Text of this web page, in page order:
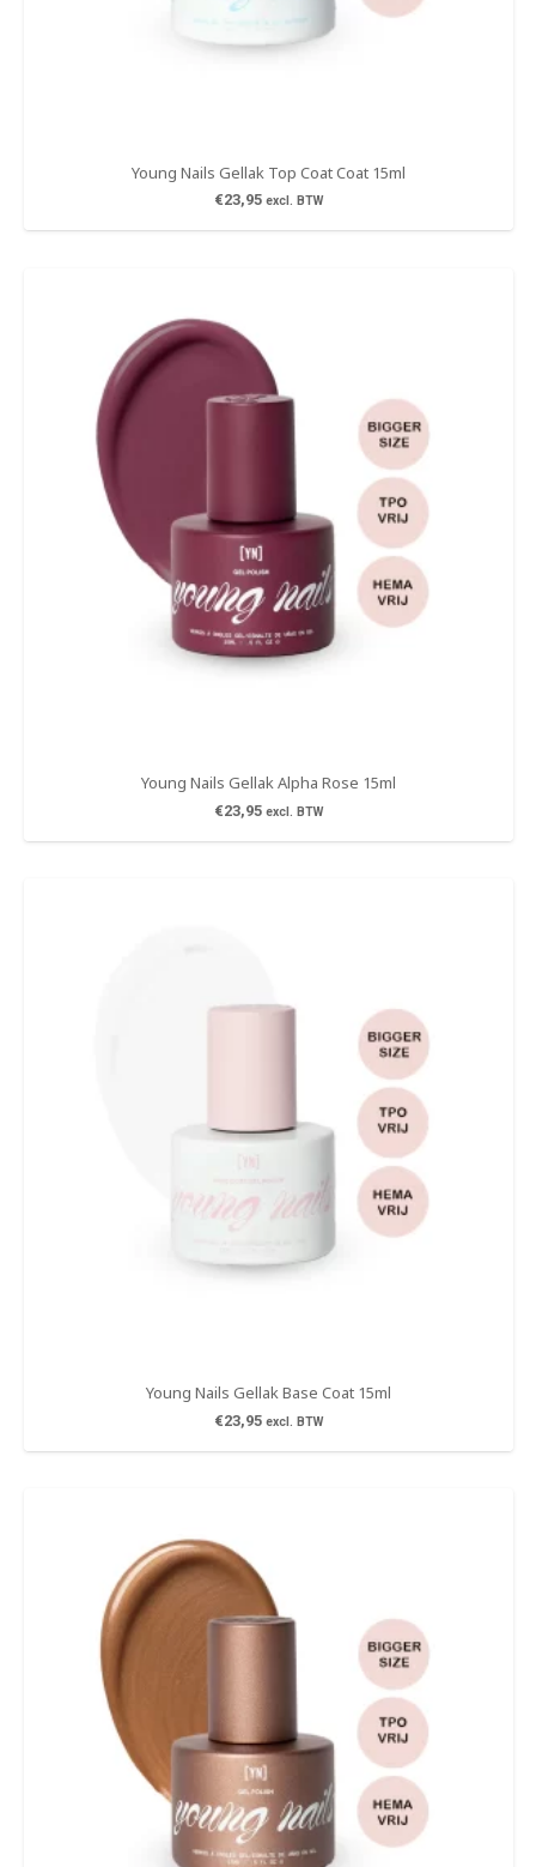
Young Nails Gellak Top Coat Coat 15ml
€23,95 excl. BTW
Young Nails Gellak Alpha Rose 15ml
€23,95 excl. BTW
Young Nails Gellak Base Coat 15ml
€23,95 excl. BTW